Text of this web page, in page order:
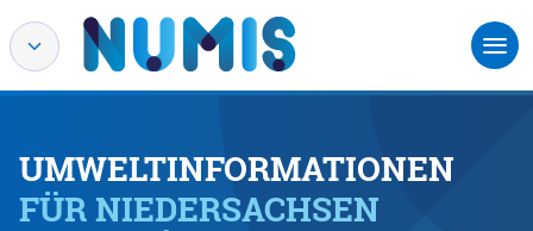
UMWELTINFORMATIONEN
FÜR NIEDERSACHSEN